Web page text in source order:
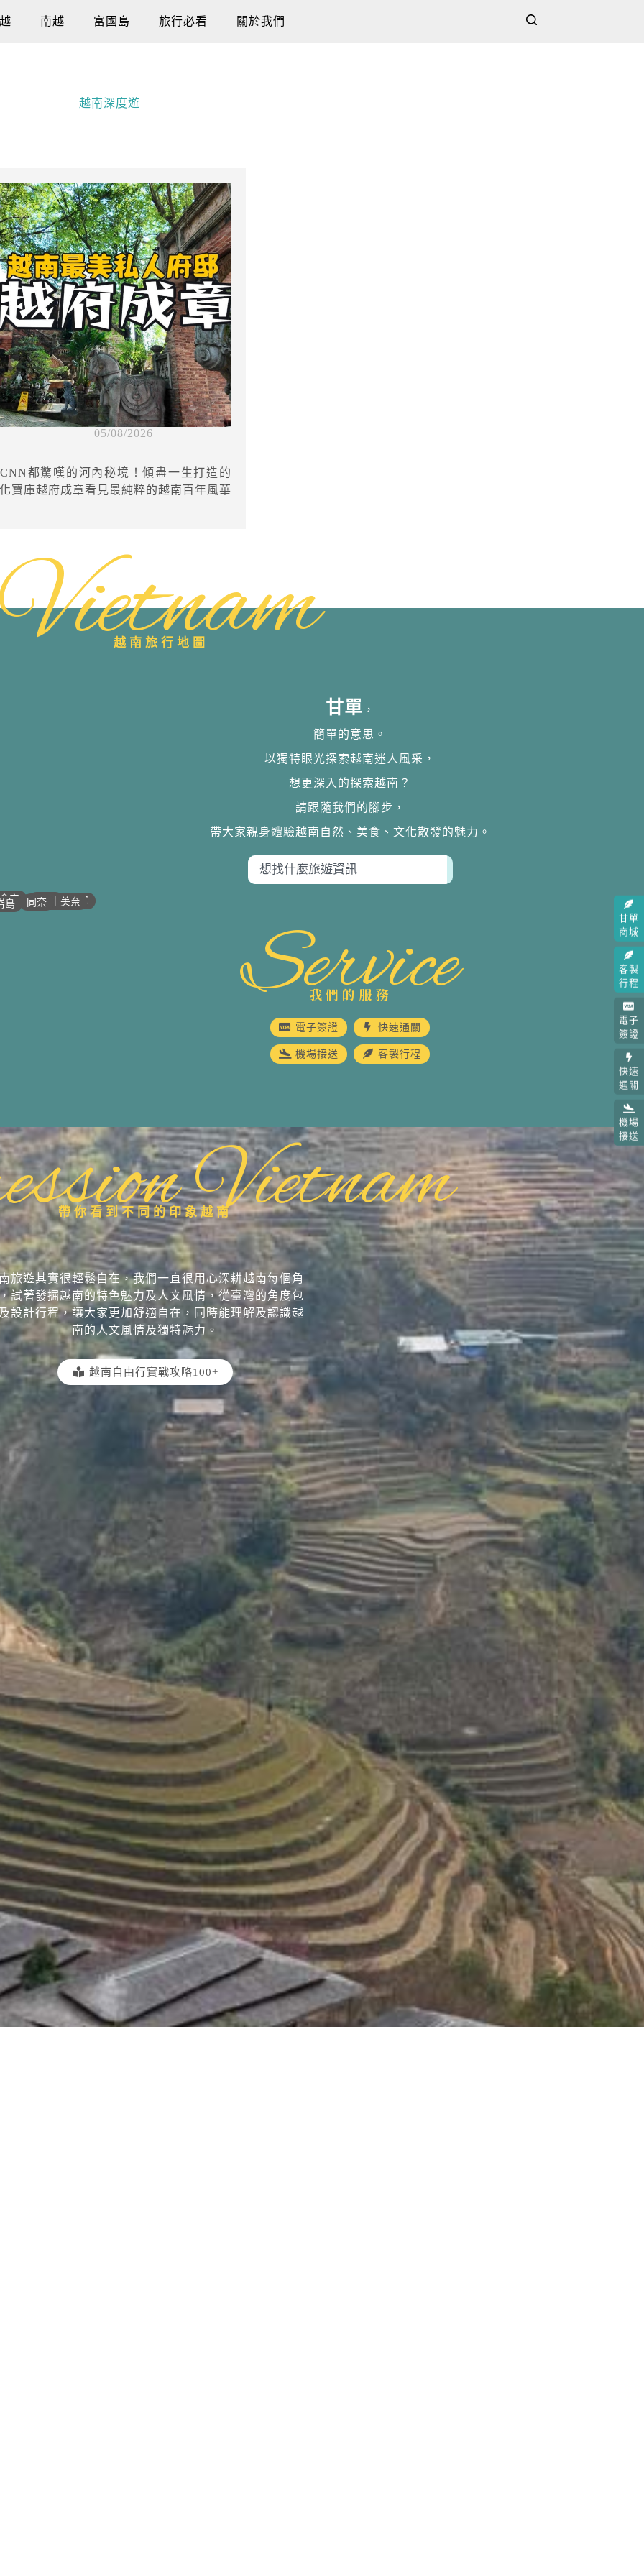
南越 富國島 旅行必看 關於我們
甘單
商城
客製
行程
電子
簽證
快速
通關
機場
接送
越南深度遊
05/08/2026
都驚嘆的河內秘境！傾盡一生打造的
寶庫越府成章看見最純粹的越南百年風華
Vietnam
越南旅行地圖
會安
• 歸仁
• 芽莊｜潘郎
• 潘切｜美奈
同奈
島
甘單 ，
簡單的意思。
以獨特眼光探索越南迷人風采，
想更深入的探索越南？
請跟隨我們的腳步，
帶大家親身體驗越南自然、美食、文化散發的魅力。
Service
我們的服務
電子簽證 快速通關
機場接送 客製行程
Vietnam
帶你看到不同的印象越南
旅遊其實很輕鬆自在，我們一直很用心深耕越南每個角
試著發掘越南的特色魅力及人文風情，從臺灣的角度包
設計行程，讓大家更加舒適自在，同時能理解及認識越
南的人文風情及獨特魅力。
越南自由行實戰攻略100+